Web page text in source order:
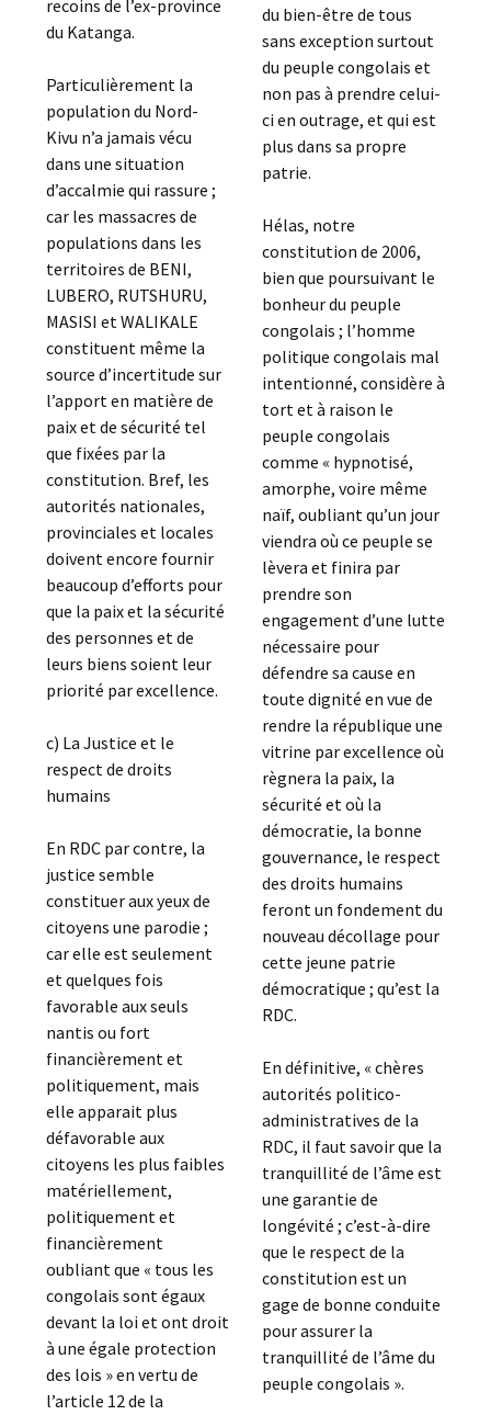
recoins de l’ex-province
du Katanga.
Particulièrement la
population du Nord-
Kivu n’a jamais vécu
dans une situation
d’accalmie qui rassure ;
car les massacres de
populations dans les
territoires de BENI,
LUBERO, RUTSHURU,
MASISI et WALIKALE
constituent même la
source d’incertitude sur
l’apport en matière de
paix et de sécurité tel
que fixées par la
constitution. Bref, les
autorités nationales,
provinciales et locales
doivent encore fournir
beaucoup d’efforts pour
que la paix et la sécurité
des personnes et de
leurs biens soient leur
priorité par excellence.
c) La Justice et le
respect de droits
humains
En RDC par contre, la
justice semble
constituer aux yeux de
citoyens une parodie ;
car elle est seulement
et quelques fois
favorable aux seuls
nantis ou fort
financièrement et
politiquement, mais
elle apparait plus
défavorable aux
citoyens les plus faibles
matériellement,
politiquement et
financièrement
oubliant que « tous les
congolais sont égaux
devant la loi et ont droit
à une égale protection
des lois » en vertu de
l’article 12 de la
du bien-être de tous
sans exception surtout
du peuple congolais et
non pas à prendre celui-
ci en outrage, et qui est
plus dans sa propre
patrie.
Hélas, notre
constitution de 2006,
bien que poursuivant le
bonheur du peuple
congolais ; l’homme
politique congolais mal
intentionné, considère à
tort et à raison le
peuple congolais
comme « hypnotisé,
amorphe, voire même
naïf, oubliant qu’un jour
viendra où ce peuple se
lèvera et finira par
prendre son
engagement d’une lutte
nécessaire pour
défendre sa cause en
toute dignité en vue de
rendre la république une
vitrine par excellence où
règnera la paix, la
sécurité et où la
démocratie, la bonne
gouvernance, le respect
des droits humains
feront un fondement du
nouveau décollage pour
cette jeune patrie
démocratique ; qu’est la
RDC.
En définitive, « chères
autorités politico-
administratives de la
RDC, il faut savoir que la
tranquillité de l’âme est
une garantie de
longévité ; c’est-à-dire
que le respect de la
constitution est un
gage de bonne conduite
pour assurer la
tranquillité de l’âme du
peuple congolais ».